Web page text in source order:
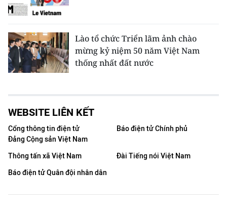
Lào tổ chức Triển lãm ảnh chào
mừng kỷ niệm 50 năm Việt Nam
thống nhất đất nước
WEBSITE LIÊN KẾT
Cổng thông tin điện tử
Đảng Cộng sản Việt Nam
Báo điện tử Chính phủ
Thông tấn xã Việt Nam
Đài Tiếng nói Việt Nam
Báo điện tử Quân đội nhân dân